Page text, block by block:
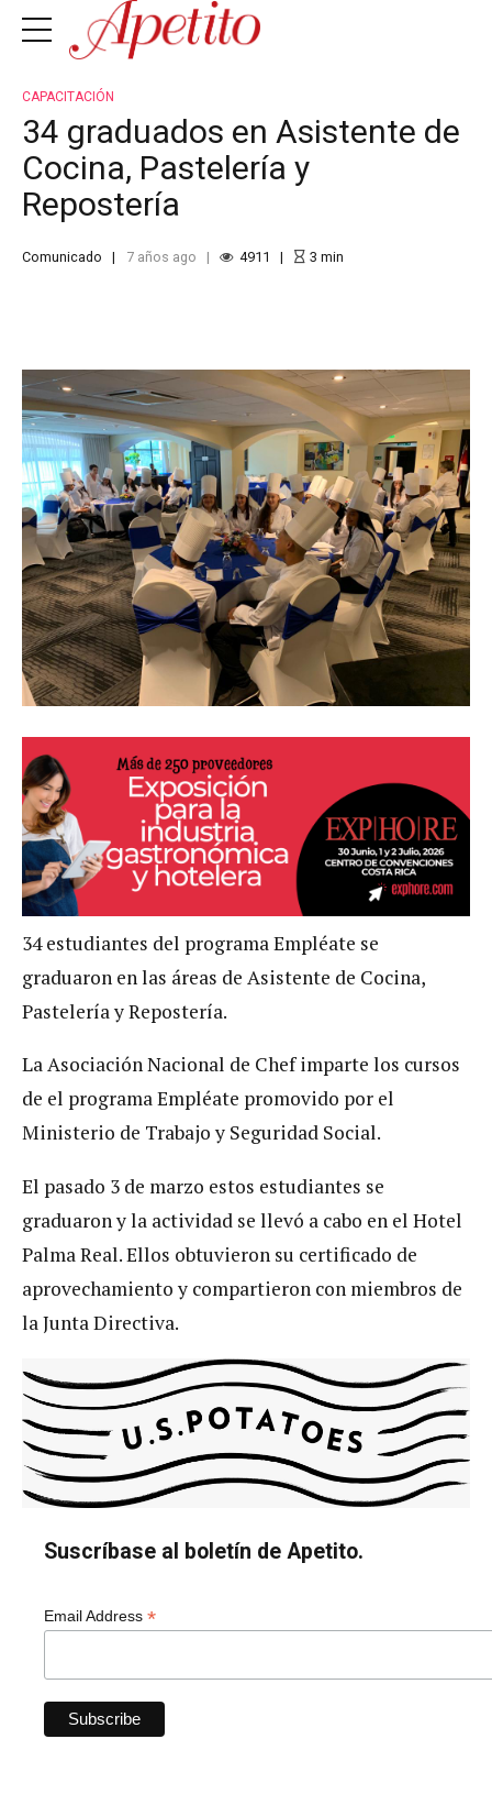
CAPACITACIÓN
34 graduados en Asistente de
Cocina, Pastelería y
Repostería
Comunicado 7 años ago 4911 3 min
34 estudiantes del programa Empléate se
graduaron en las áreas de Asistente de Cocina,
Pastelería y Repostería.
La Asociación Nacional de Chef imparte los cursos
de el programa Empléate promovido por el
Ministerio de Trabajo y Seguridad Social.
El pasado 3 de marzo estos estudiantes se
graduaron y la actividad se llevó a cabo en el Hotel
Palma Real. Ellos obtuvieron su certificado de
aprovechamiento y compartieron con miembros de
la Junta Directiva.
Suscríbase al boletín de Apetito.
Email Address *